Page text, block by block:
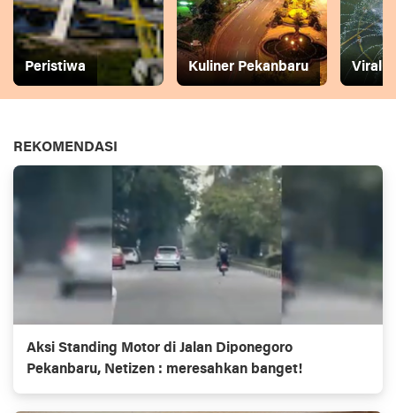
Peristiwa Kuliner Pekanbaru Viral
REKOMENDASI
Aksi Standing Motor di Jalan Diponegoro
Pekanbaru, Netizen : meresahkan banget!